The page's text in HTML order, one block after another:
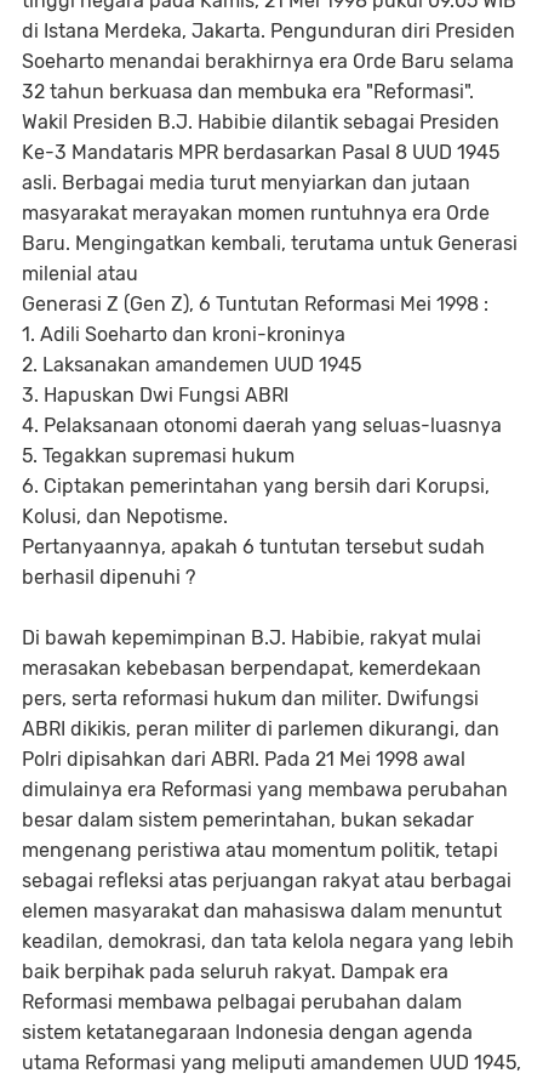
di Istana Merdeka, Jakarta. Pengunduran diri Presiden
Soeharto menandai berakhirnya era Orde Baru selama
32 tahun berkuasa dan membuka era "Reformasi".
Wakil Presiden B.J. Habibie dilantik sebagai Presiden
Ke-3 Mandataris MPR berdasarkan Pasal 8 UUD 1945
asli. Berbagai media turut menyiarkan dan jutaan
masyarakat merayakan momen runtuhnya era Orde
Baru. Mengingatkan kembali, terutama untuk Generasi
milenial atau
Generasi Z (Gen Z), 6 Tuntutan Reformasi Mei 1998 :
1. Adili Soeharto dan kroni-kroninya
2. Laksanakan amandemen UUD 1945
3. Hapuskan Dwi Fungsi ABRI
4. Pelaksanaan otonomi daerah yang seluas-luasnya
5. Tegakkan supremasi hukum
6. Ciptakan pemerintahan yang bersih dari Korupsi,
Kolusi, dan Nepotisme.
Pertanyaannya, apakah 6 tuntutan tersebut sudah
berhasil dipenuhi ?
Di bawah kepemimpinan B.J. Habibie, rakyat mulai
merasakan kebebasan berpendapat, kemerdekaan
pers, serta reformasi hukum dan militer. Dwifungsi
ABRI dikikis, peran militer di parlemen dikurangi, dan
Polri dipisahkan dari ABRI. Pada 21 Mei 1998 awal
dimulainya era Reformasi yang membawa perubahan
besar dalam sistem pemerintahan, bukan sekadar
mengenang peristiwa atau momentum politik, tetapi
sebagai refleksi atas perjuangan rakyat atau berbagai
elemen masyarakat dan mahasiswa dalam menuntut
keadilan, demokrasi, dan tata kelola negara yang lebih
baik berpihak pada seluruh rakyat. Dampak era
Reformasi membawa pelbagai perubahan dalam
sistem ketatanegaraan Indonesia dengan agenda
utama Reformasi yang meliputi amandemen UUD 1945,